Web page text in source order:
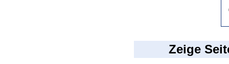
Zeige